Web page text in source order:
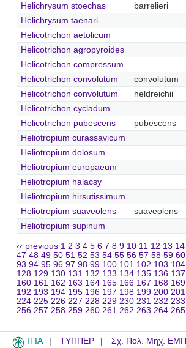
Helichrysum stoechas
barrelieri
Helichrysum taenari
Helicotrichon aetolicum
Helicotrichon agropyroides
Helicotrichon compressum
Helicotrichon convolutum
convolutum
Helicotrichon convolutum
heldreichii
Helicotrichon cycladum
Helicotrichon pubescens
pubescens
Heliotropium curassavicum
Heliotropium dolosum
Heliotropium europaeum
Heliotropium halacsy
Heliotropium hirsutissimum
Heliotropium suaveolens
suaveolens
Heliotropium supinum
‹‹ previous 1 2 3 4 5 6 7 8 9 10 11 12 13 14
47 48 49 50 51 52 53 54 55 56 57 58 59 60
93 94 95 96 97 98 99 100 101 102 103 104
128 129 130 131 132 133 134 135 136 137
160 161 162 163 164 165 166 167 168 169
192 193 194 195 196 197 198 199 200 201
224 225 226 227 228 229 230 231 232 233
256 257 258 259 260 261 262 263 264 265
ITIA ΤΥΠΠΕΡ Σχ. Πολ. Μηχ. ΕΜΠ